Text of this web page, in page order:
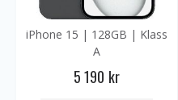
iPhone 15 | 128GB | Klass
A
5 190 kr